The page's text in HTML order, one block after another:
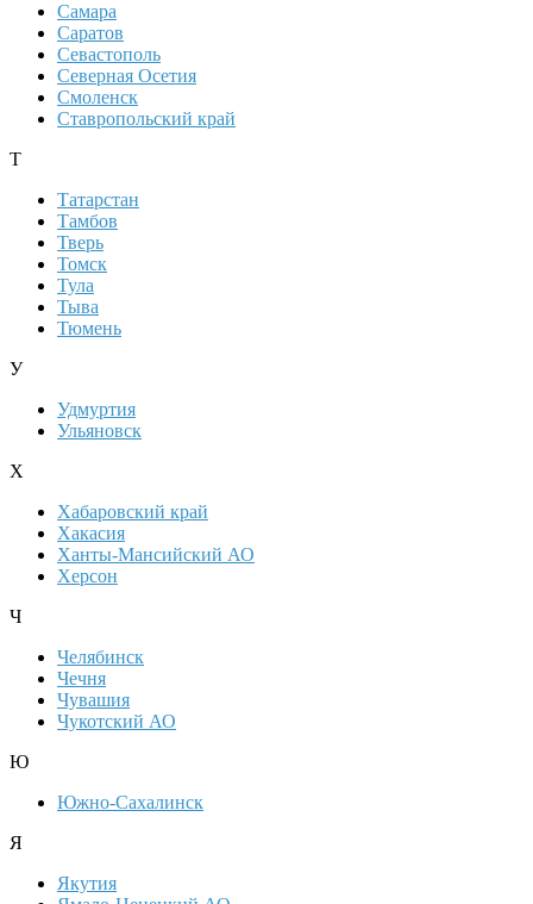
Самара
Саратов
Севастополь
Северная Осетия
Смоленск
Ставропольский край
Т
Татарстан
Тамбов
Тверь
Томск
Тула
Тыва
Тюмень
У
Удмуртия
Ульяновск
Х
Хабаровский край
Хакасия
Ханты-Мансийский АО
Херсон
Ч
Челябинск
Чечня
Чувашия
Чукотский АО
Ю
Южно-Сахалинск
Я
Якутия